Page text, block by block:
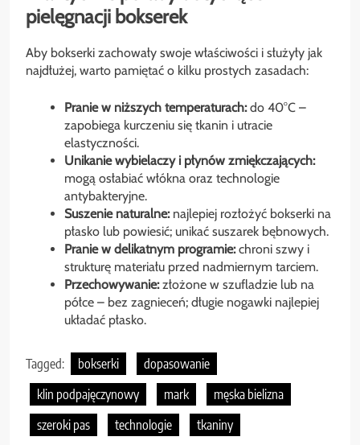
pielęgnacji bokserek
Aby bokserki zachowały swoje właściwości i służyły jak
najdłużej, warto pamiętać o kilku prostych zasadach:
Pranie w niższych temperaturach:do 40°C –
zapobiega kurczeniu się tkanin i utracie
elastyczności.
Unikanie wybielaczy i płynów zmiękczających:
mogą osłabiać włókna oraz technologie
antybakteryjne.
Suszenie naturalne:najlepiej rozłożyć bokserki na
płasko lub powiesić; unikać suszarek bębnowych.
Pranie w delikatnym programie:chroni szwy i
strukturę materiału przed nadmiernym tarciem.
Przechowywanie:złożone w szufladzie lub na
półce – bez zagnieceń; długie nogawki najlepiej
układać płasko.
Tagged: bokserki
dopasowanie
klin podpajęczynowy
mark
męska bielizna
szeroki pas
technologie tkaniny